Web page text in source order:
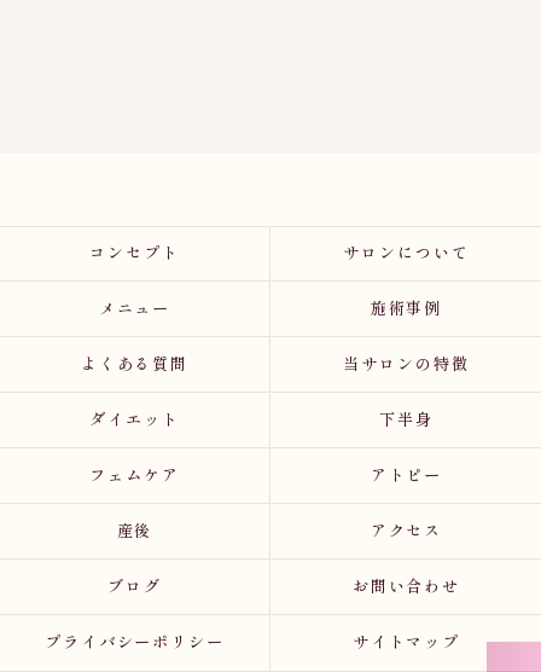
コンセプト サロンについて
メニュー 施術事例
よくある質問 当サロンの特徴
ダイエット 下半身
フェムケア アトピー
産後 アクセス
ブログ お問い合わせ
プライバシーポリシー サイトマップ